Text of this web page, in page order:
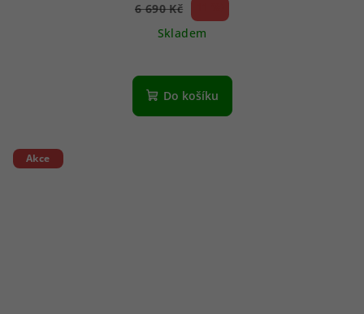
6 690 Kč
Skladem
Do košíku
Akce